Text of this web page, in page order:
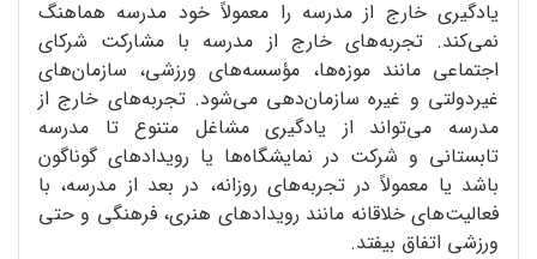
یادگیری خارج از مدرسه را معمولاً خود مدرسه هماهنگ
نمی‌کند. تجربه‌های خارج از مدرسه با مشارکت شرکای
اجتماعی مانند موزه‌ها، مؤسسه‌های ورزشی، سازمان‌های
غیردولتی و غیره سازمان‌دهی می‌شود. تجربه‌های خارج از
مدرسه می‌تواند از یادگیری مشاغل متنوع تا مدرسه
تابستانی و شرکت در نمایشگاه‌ها یا رویدادهای گوناگون
باشد یا معمولاً در تجربه‌های روزانه، در بعد از مدرسه، با
فعالیت‌های خلاقانه مانند رویدادهای هنری، فرهنگی و حتی
ورزشی اتفاق بیفتد.